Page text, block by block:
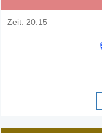
Zeit: 20:15